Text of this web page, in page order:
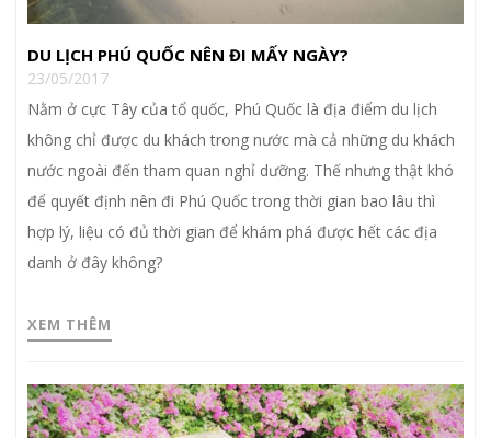
DU LỊCH PHÚ QUỐC NÊN ĐI MẤY NGÀY?
23/05/2017
Nằm ở cực Tây của tổ quốc, Phú Quốc là địa điểm du lịch
không chỉ được du khách trong nước mà cả những du khách
nước ngoài đến tham quan nghỉ dưỡng. Thế nhưng thật khó
để quyết định nên đi Phú Quốc trong thời gian bao lâu thì
hợp lý, liệu có đủ thời gian để khám phá được hết các địa
danh ở đây không?
XEM THÊM